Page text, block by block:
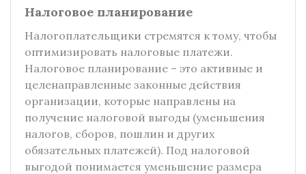
Налоговое планирование
Налогоплательщики стремятся к тому, чтобы
оптимизировать налоговые платежи.
Налоговое планирование – это активные и
целенаправленные законные действия
организации, которые направлены на
получение налоговой выгоды (уменьшения
налогов, сборов, пошлин и других
обязательных платежей). Под налоговой
выгодой понимается уменьшение размера